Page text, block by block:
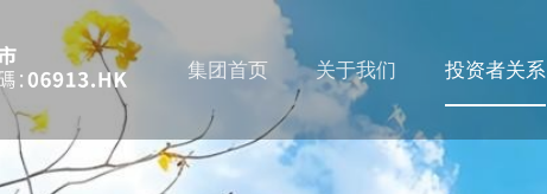
集团首页 关于我们 投资者关系